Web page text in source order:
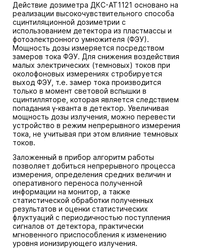
Действие дозиметра ДКС-АТ1121 основано на
реализации высокочувствительного способа
сцинтиляционной дозиметрии с
использованием детектора из пластмассы и
фотоэлектронного умножителя (ФЭУ).
Мощность дозы измеряется посредством
замеров тока ФЭУ. Для снижения воздействия
малых электрических (темновых) токов при
околофоновых измерениях стробируется
выход ФЭУ, т.е. замер тока производится
только в момент световой вспышки в
сцинтилляторе, которая является следствием
попадания γ-кванта в детектор. Увеличивая
мощность дозы излучения, можно перевести
устройство в режим непрерывного измерения
тока, не учитывая при этом влияние темновых
токов.
Заложенный в прибор алгоритм работы
позволяет добиться непрерывного процесса
измерения, определения средних величин и
оперативного переноса полученной
информации на монитор, а также
статистической обработки полученных
результатов и оценки статистических
флуктуаций с периодичностью поступления
сигналов от детектора, практически
мгновенного приспособления к изменению
уровня ионизирующего излучения.